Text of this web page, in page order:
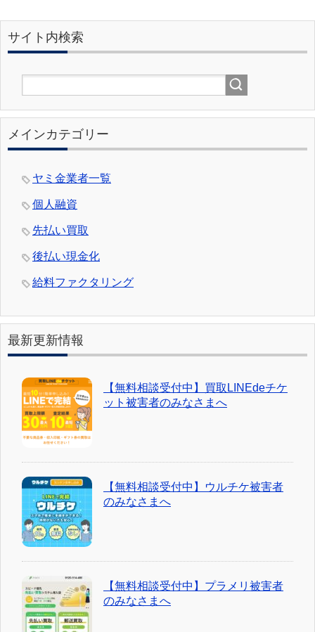
サイト内検索
メインカテゴリー
ヤミ金業者一覧
個人融資
先払い買取
後払い現金化
給料ファクタリング
最新更新情報
【無料相談受付中】買取LINEdeチケ
ット被害者のみなさまへ
【無料相談受付中】ウルチケ被害者
のみなさまへ
【無料相談受付中】プラメリ被害者
のみなさまへ